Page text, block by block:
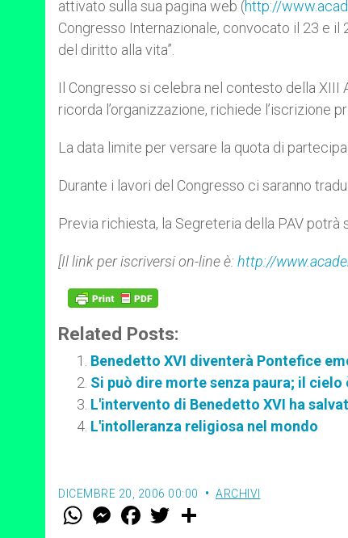
r
attivato sulla sua pagina web (http://
Congresso Internazionale, convocato il 23 e
del diritto alla vita”.
Il Congresso si celebra nel contesto della
ricorda l’organizzazione, richiede l’iscrizione
La data limite per versare la quota di
Durante i lavori del Congresso ci saranno
Previa richiesta, la Segreteria della PAV
[Il link per iscriversi on-line è: http://
Related Posts:
Benedetto XVI diventerà Pontefice
Si può dire morte senza paura; il cielo
L'intervento di Benedetto XVI ha
L'intolleranza religiosa nel mondo
DICEMBRE 20, 2006 00:00 ARCHIVI
W M
e
F
a w